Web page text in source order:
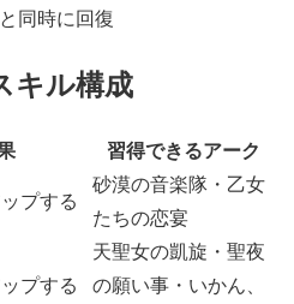
同時に回復
キル構成
習得できるアーク
プする
砂漠の音楽隊・乙女
たちの恋宴
プする
天聖女の凱旋・聖夜
の願い事・いかん、